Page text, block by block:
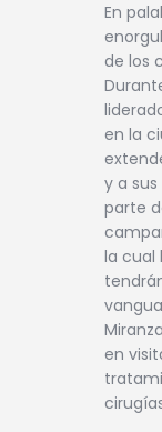
En
de los
en la
y a
parte
la cual
en